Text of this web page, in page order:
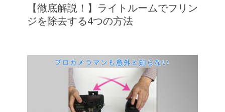
【徹底解説！】ライトルームでフリン
ジを除去する4つの方法